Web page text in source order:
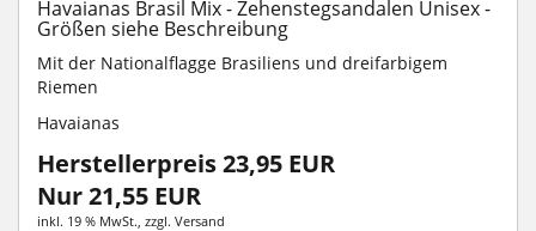
Havaianas Brasil Mix - Zehenstegsandalen Unisex -
Größen siehe Beschreibung
Mit der Nationalflagge Brasiliens und dreifarbigem
Riemen
Havaianas
Herstellerpreis 23,95 EUR
Nur 21,55 EUR
inkl. 19 % MwSt. , zzgl. Versand